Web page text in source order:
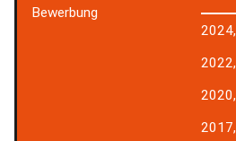
Bewerbung